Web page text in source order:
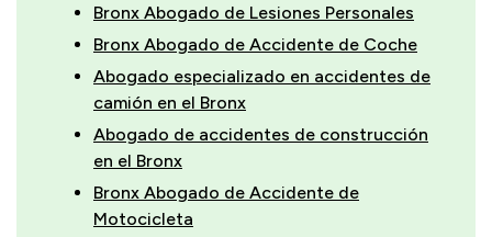
Bronx Abogado de Lesiones Personales
Bronx Abogado de Accidente de Coche
Abogado especializado en accidentes de
camión en el Bronx
Abogado de accidentes de construcción
en el Bronx
Bronx Abogado de Accidente de
Motocicleta